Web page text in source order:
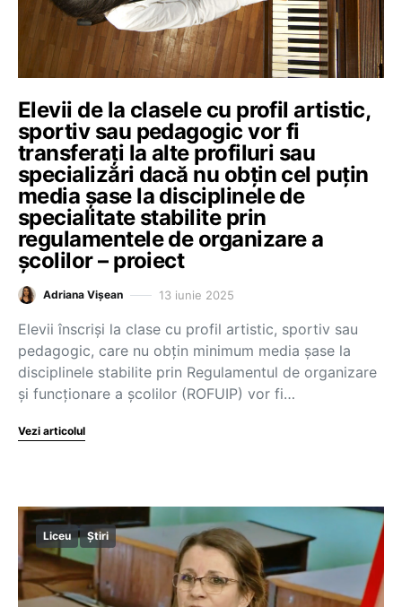
Elevii de la clasele cu profil artistic,
sportiv sau pedagogic vor fi
transferați la alte profiluri sau
specializări dacă nu obțin cel puțin
media șase la disciplinele de
specialitate stabilite prin
regulamentele de organizare a
școlilor – proiect
Adriana Vișean 13 iunie 2025
Elevii înscriși la clase cu profil artistic, sportiv sau
pedagogic, care nu obțin minimum media șase la
disciplinele stabilite prin Regulamentul de organizare
și funcționare a școlilor (ROFUIP) vor fi…
Vezi articolul
Liceu Știri